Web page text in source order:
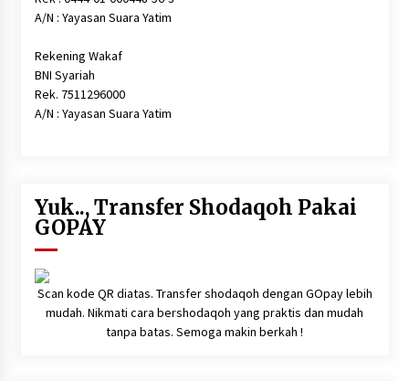
6 tahun ago
anak Yatim
6 tahun ago
A/N : Yayasan Suara Yatim
Rekening Wakaf
BNI Syariah
Rek. 7511296000
A/N : Yayasan Suara Yatim
Yuk.., Transfer Shodaqoh Pakai
GOPAY
Scan kode QR diatas. Transfer shodaqoh dengan GOpay lebih
mudah. Nikmati cara bershodaqoh yang praktis dan mudah
tanpa batas. Semoga makin berkah !